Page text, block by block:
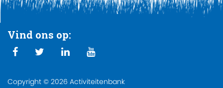
Vind ons op:
Copyright © 2026 Activiteitenbank